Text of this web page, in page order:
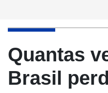
Quantas
Brasil